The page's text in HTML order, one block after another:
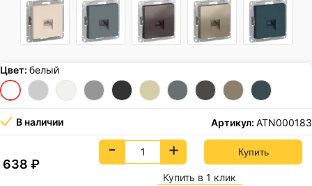
Цвет: белый
В наличии Артикул: ATN000183
638₽
- +
Купить в 1 клик